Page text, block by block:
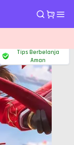
Tips Berbelanja
Aman